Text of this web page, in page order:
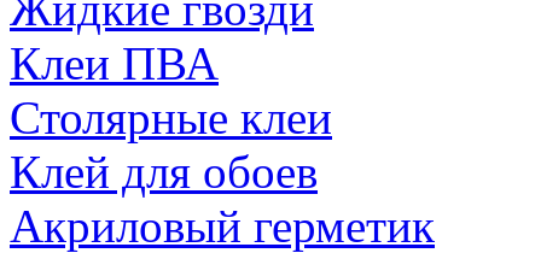
Клеи ПВА
Столярные клеи
Клей для обоев
Акриловый герметик